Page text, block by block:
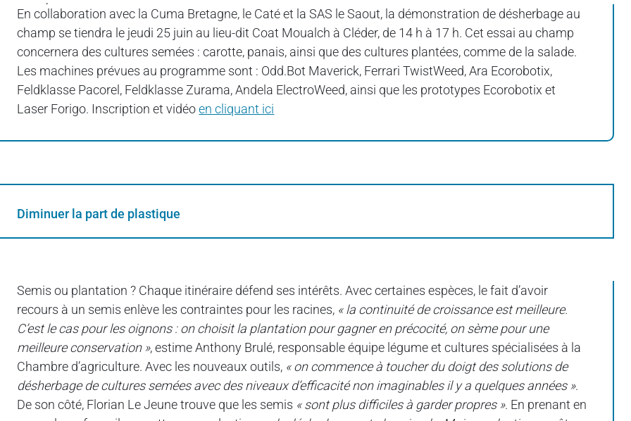
En collaboration avec la Cuma Bretagne, le Caté et la SAS le Saout, la démonstration de désherbage au
champ se tiendra le jeudi 25 juin au lieu-dit Coat Moualch à Cléder, de 14 h à 17 h. Cet essai au champ
concernera des cultures semées : carotte, panais, ainsi que des cultures plantées, comme de la salade.
Les machines prévues au programme sont : Odd.Bot Maverick, Ferrari TwistWeed, Ara Ecorobotix,
Feldklasse Pacorel, Feldklasse Zurama, Andela ElectroWeed, ainsi que les prototypes Ecorobotix et
Laser Forigo. Inscription et vidéoen cliquant ici
Diminuer la part de plastique
Semis ou plantation ? Chaque itinéraire défend ses intérêts. Avec certaines espèces, le fait d’avoir
recours à un semis enlève les contraintes pour les racines, « la continuité de croissance est meilleure.
C’est le cas pour les oignons : on choisit la plantation pour gagner en précocité, on sème pour une
meilleure conservation », estime Anthony Brulé, responsable équipe légume et cultures spécialisées à la
Chambre d’agriculture. Avec les nouveaux outils, « on commence à toucher du doigt des solutions de
désherbage de cultures semées avec des niveaux d’efficacité non imaginables il y a quelques années ».
De son côté, Florian Le Jeune trouve que les semis « sont plus difficiles à garder propres ». En prenant en
rime avec
économique